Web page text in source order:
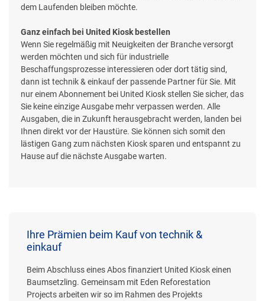
dem Laufenden bleiben möchte.
Ganz einfach bei United Kiosk bestellen
Wenn Sie regelmäßig mit Neuigkeiten der Branche versorgt
werden möchten und sich für industrielle
Beschaffungsprozesse interessieren oder dort tätig sind,
dann ist technik & einkauf der passende Partner für Sie. Mit
nur einem Abonnement bei United Kiosk stellen Sie sicher, das
Sie keine einzige Ausgabe mehr verpassen werden. Alle
Ausgaben, die in Zukunft herausgebracht werden, landen bei
Ihnen direkt vor der Haustüre. Sie können sich somit den
lästigen Gang zum nächsten Kiosk sparen und entspannt zu
Hause auf die nächste Ausgabe warten.
Ihre Prämien beim Kauf von technik &
einkauf
Beim Abschluss eines Abos finanziert United Kiosk einen
Baumsetzling. Gemeinsam mit Eden Reforestation
Projects arbeiten wir so im Rahmen des Projekts